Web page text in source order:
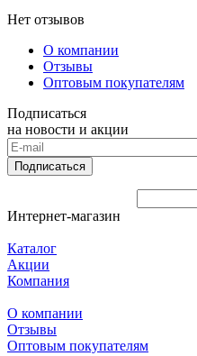
Нет отзывов
О компании
Отзывы
Оптовым покупателям
Подписаться
на новости и акции
Подписаться
Интернет-магазин
Каталог
Акции
Компания
О компании
Отзывы
Оптовым покупателям